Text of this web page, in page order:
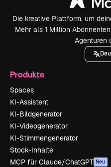
Die kreative Plattform, um
Mehr als 1 Million
Agenturen
Produkte
Spaces
KI-Assistent
KI-Bildgenerator
KI-Videogenerator
KI-Stimmengenerator
Stock-Inhalte
MCP für Claude/ChatGPT Neu